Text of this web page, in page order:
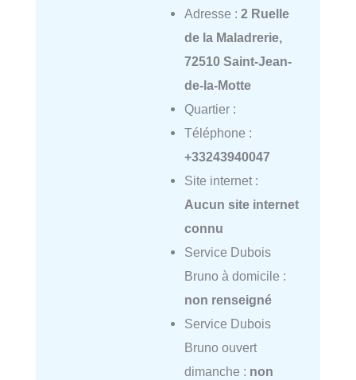
Adresse : 2 Ruelle
de la Maladrerie,
72510 Saint-Jean-
de-la-Motte
Quartier :
Téléphone :
+33243940047
Site internet :
Aucun site internet
connu
Service Dubois
Bruno à domicile :
non renseigné
Service Dubois
Bruno ouvert
dimanche : non